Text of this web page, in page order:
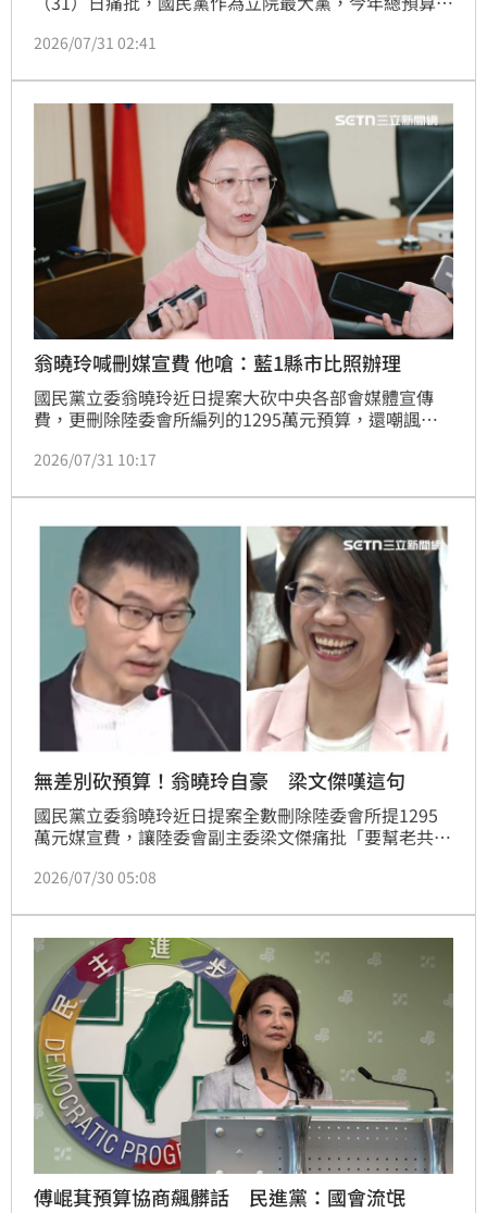
分之二的預算。面對外界的質疑不僅不懂得檢討，反而
呼籲在野黨應以蒼生爲念，莫與人民作對，別將國人的
權益當成追求自身利益的墊腳石。
2026/07/31 02:41
翁曉玲喊刪媒宣費 他嗆：藍1縣市比照辦理
國民黨立委翁曉玲近日提案大砍中央各部會媒體宣傳
費，更刪除陸委會所編列的1295萬元預算，還嘲諷陸
查制裁。對此，台灣青年民主協會主席張育萌直言，按
嘴，媒體宣傳預算應該全刪除。
2026/07/31 10:17
無差別砍預算！翁曉玲自豪 梁文傑嘆這句
國民黨立委翁曉玲近日提案全數刪除陸委會所提1295
萬元媒宣費，讓陸委會副主委梁文傑痛批「要幫老共刪
責就是嚴審預算，「更何況，有非常多的民眾都認為，
應指出，中共對台的工作經費，不要說媒宣費，各種種
種經費包括收買經費、資助某些團體的經費多到數不
清！而陸委會是用很少的預算在面對很龐大的對台統戰
機器，如果全部刪掉沒辦法，「我們只能靠嘴巴」。
2026/07/30 05:08
傅崐萁預算協商飆髒話 民進黨：國會流氓